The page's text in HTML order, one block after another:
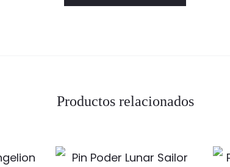
Productos relacionados